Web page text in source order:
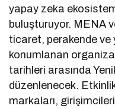
yapay zeka
buluşturuyor. MENA
ticaret, perakende
konumlanan
tarihleri arasında
düzenlenecek.
markaları,